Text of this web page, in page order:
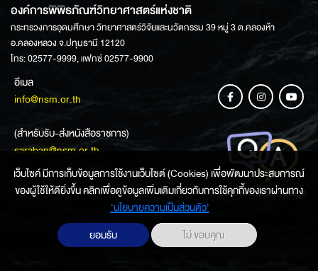
องค์การพิพิธภัณฑ์วิทยาศาสตร์แห่งชาติ
กระทรวงการอุดมศึกษา วิทยาศาสตร์วิจัยและนวัตกรรม 39 หมู่ 3 ต.คลองห้า
อ.คลองหลวง จ.ปทุมธานี 12120
โทร: 02577-9999, แฟกซ์ 02577-9900
อีเมล
info@nsm.or.th
(สำหรับรับ-ส่งหนังสือราชการ)
saraban@nsm.or.th
ช่องทางการสอบถามข้อมูล
เว็บไซค์ มีการเก็บข้อมูลการใช้งานเว็บไซต์ (Cookies) เพื่อพัฒนาประสบการณ์
ของผู้ใช้ให้ดียิ่งขึ้น คลิกเพื่อดูข้อมูลเพิ่มเติมเกี่ยวกับการใช้คุกกี้ของเราผ่านทาง
‘นโยบายความเป็นส่วนตัว'
ยอมรับ
ไม่ ขอบคุณ